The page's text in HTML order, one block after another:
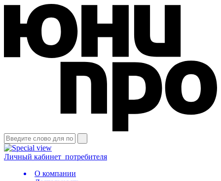
Личный кабинет потребителя
О компании